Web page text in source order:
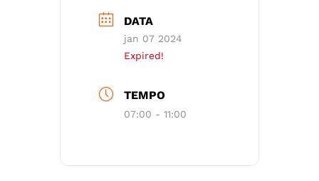
DATA
jan 07 2024
Expired!
TEMPO
07:00 - 11:00